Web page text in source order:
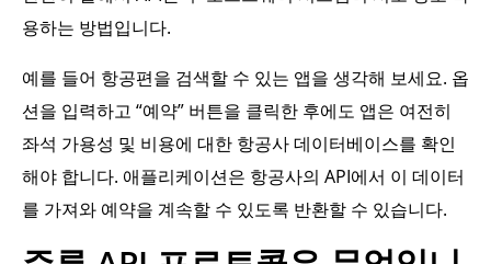
용하는 방법입니다.
예를 들어 항공편을 검색할 수 있는 앱을 생각해 보세요. 옵
션을 입력하고 “예약” 버튼을 클릭한 후에도 앱은 여전히
좌석 가용성 및 비용에 대한 항공사 데이터베이스를 확인
해야 합니다. 애플리케이션은 항공사의 API에서 이 데이터
를 가져와 예약을 계속할 수 있도록 반환할 수 있습니다.